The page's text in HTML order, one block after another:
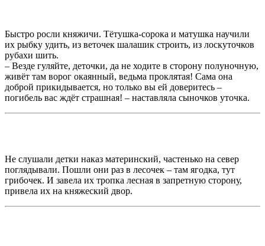
Быстро росли княжичи. Тётушка-сорока и матушка научили
их рыбку удить, из веточек шалашик строить, из лоскуточков
рубахи шить.
– Везде гуляйте, деточки, да не ходите в сторону полуночную,
живёт там ворог окаянный, ведьма проклятая! Сама она
доброй прикидывается, но только вы ей доверитесь –
погибель вас ждёт страшная! – наставляла сыночков уточка.
Не слушали детки наказ материнский, частенько на север
поглядывали. Пошли они раз в лесочек – там ягодка, тут
грибочек. И завела их тропка лесная в запретную сторону,
привела их на княжеский двор.